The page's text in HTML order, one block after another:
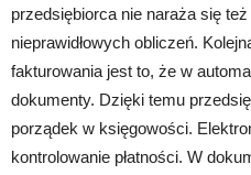
przedsiębiorca nie naraża się
nieprawidłowych obliczeń.
fakturowania jest to, że w
dokumenty. Dzięki temu
porządek w księgowości.
kontrolowanie płatności. W